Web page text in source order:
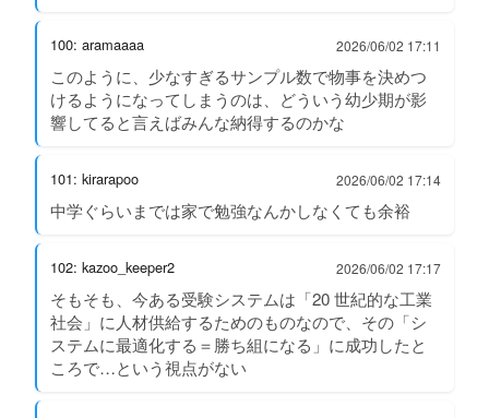
100: aramaaaa 2026/06/02 17:11
このように、少なすぎるサンプル数で物事を決めつ
けるようになってしまうのは、どういう幼少期が影
響してると言えばみんな納得するのかな
101: kirarapoo 2026/06/02 17:14
中学ぐらいまでは家で勉強なんかしなくても余裕
102: kazoo_keeper2 2026/06/02 17:17
そもそも、今ある受験システムは「20 世紀的な工業
社会」に人材供給するためのものなので、その「シ
ステムに最適化する＝勝ち組になる」に成功したと
ころで…という視点がない